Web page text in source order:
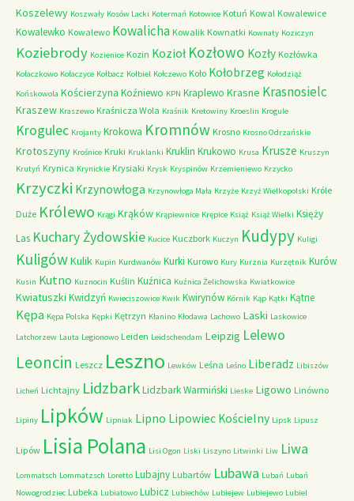
Koszelewy Koszwały Kosów Lacki Kotermań Kotowice Kotuń Kowal Kowalewice
Kowalewko Kowalewo Kowalicha Kowalik Kownatki Kownaty Koziczyn
Koziebrody Kozienice Kozin Kozioł Kozłowo Kozły Kozłówka
Kołaczkowo Kołaczyce Kołbacz Kołbiel Kołczewo Koło Kołobrzeg Kołodziąż
Końskowola Kościerzyna Koźniewo KPN Kraplewo Krasne Krasnosielc
Kraszew Kraszewo Kraśnicza Wola Kraśnik Kretowiny Kroeslin Krogule
Krogulec Krojanty Krokowa Kromnów Krosno Krosno Odrzańskie
Krotoszyny Krośnice Kruki Kruklanki Kruklin Krukowo Krusa Krusze Kruszyn
Krutyń Krynica Krynickie Krysiaki Krysk Kryspinów Krzemieniewo Krzycko
Krzyczki Krzynowłoga Krzynowłoga Mała Krzyże Krzyż Wielkopolski Króle
Duże Królewo Krągi Krąków Krąpiewnice Krępice Książ Książ Wielki Księży
Las Kuchary Żydowskie Kucice Kuczbork Kuczyn Kudypy Kuligi
KuligówKulik Kupin Kurdwanów Kurki Kurowo Kury Kurznia Kurzętnik Kurów
Kusin Kutno Kuznocin Kuślin Kuźnica Kuźnica Żelichowska Kwiatkowice
Kwiatuszki Kwidzyń Kwieciszowice Kwik Kwirynów Kórnik Kąp Kątki Kątne
Kępa Kępa Polska Kępki Kętrzyn Kłanino Kłodawa Lachowo Laski Laskowice
Latchorzew Lauta Legionowo Leiden Leidschendam Leipzig Lelewo
Leoncin Leszcz Leszno Lewków Leśna Leśno Liberadz Libiszów
Licheń Lichtajny LidzbarkLidzbark Warmiński Lieske Ligowo Linówno
Lipiny Lipków Lipniak Lipno Lipowiec Kościelny Lipsk Lipusz
Lipów Lisia Polana Lisi Ogon Liski Liszyno Litwinki Liw Liwa
Lommatsch Lommatzsch Loretto Lubajny Lubartów Lubawa Lubań Lubań
Nowogrodziec Lubeka Lubiatowo Lubicz Lubiechów Lubiejew Lubiejewo Lubiel